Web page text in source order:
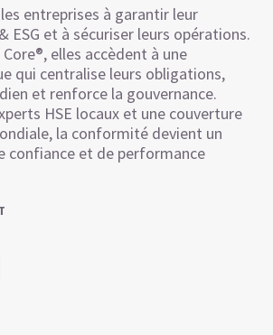
entreprises à garantir leur
ESG et à sécuriser leurs opérations.
elles accèdent à une
qui centralise leurs obligations,
et renforce la gouvernance.
HSE locaux et une couverture
la conformité devient un
confiance et de performance